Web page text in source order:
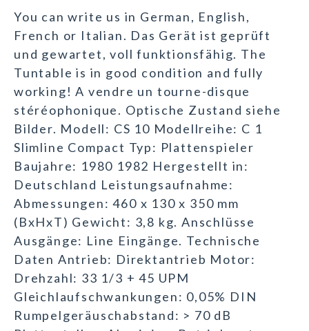
You can write us in German, English,
French or Italian. Das Gerät ist geprüft
und gewartet, voll funktionsfähig. The
Tuntable is in good condition and fully
working! A vendre un tourne-disque
stéréophonique. Optische Zustand siehe
Bilder. Modell: CS 10 Modellreihe: C 1
Slimline Compact Typ: Plattenspieler
Baujahre: 1980 1982 Hergestellt in:
Deutschland Leistungsaufnahme:
Abmessungen: 460 x 130 x 350 mm
(BxHxT) Gewicht: 3,8 kg. Anschlüsse
Ausgänge: Line Eingänge. Technische
Daten Antrieb: Direktantrieb Motor:
Drehzahl: 33 1/3 + 45 UPM
Gleichlaufschwankungen: 0,05% DIN
Rumpelgeräuschabstand: > 70 dB